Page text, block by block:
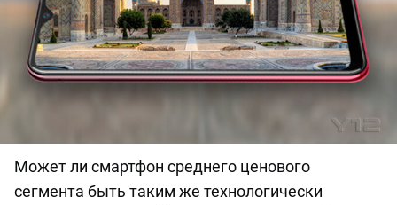
Может ли смартфон среднего ценового
сегмента быть таким же технологически